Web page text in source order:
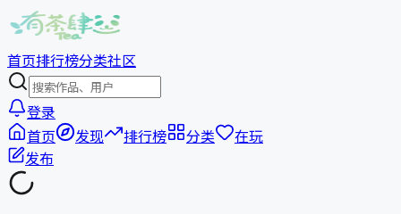
首页排行榜分类社区
登录
首页
发现 排行榜 分类
在玩
发布